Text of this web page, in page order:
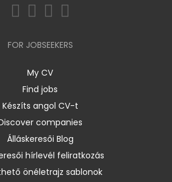
FOR JOBSEEKERS
My CV
Find jobs
Készíts angol CV-t
companies
Álláskeresői Blog
hírlevél feliratkozás
önéletrajz sablonok